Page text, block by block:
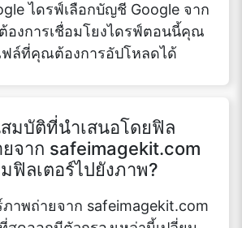
ไดรฟ์เลือกบัญชี Google จาก
งการเชื่อมโยงไดรฟ์ตอนนี้คุณ
ฟล์ที่คุณต้องการอัปโหลดได้
มบัติที่นำเสนอโดยฟิล
ยจาก safeimagekit.com
ฟิลเตอร์ไปยังภาพ?
ภาพถ่ายจาก safeimagekit.com